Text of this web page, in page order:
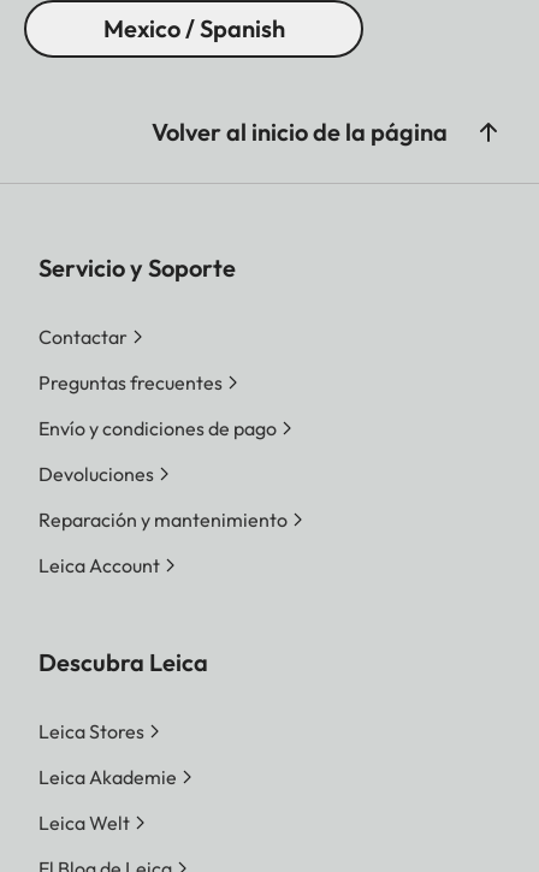
Mexico / Spanish
Volver al inicio de la página
Servicio y Soporte
Contactar
Preguntas frecuentes
Envío y condiciones de pago
Devoluciones
Reparación y mantenimiento
Leica Account
Descubra Leica
Leica Stores
Leica Akademie
Leica Welt